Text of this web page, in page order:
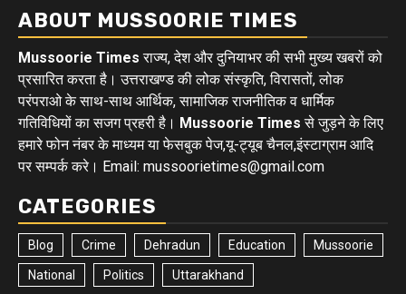
ABOUT MUSSOORIE TIMES
Mussoorie Times राज्य, देश और दुनियाभर की सभी मुख्य खबरों को
प्रसारित करता है। उत्तराखण्ड की लोक संस्कृति, विरासतों, लोक
परंपराओ के साथ-साथ आर्थिक, सामाजिक राजनीतिक व धार्मिक
गतिविधियों का सजग प्रहरी है। Mussoorie Times से जुड़ने के लिए
हमारे फोन नंबर के माध्यम या फेसबुक पेज,यू-ट्यूब चैनल,इंस्टाग्राम आदि
पर सम्पर्क करे। Email: mussoorietimes@gmail.com
CATEGORIES
Blog Crime Dehradun Education Mussoorie
National Politics Uttarakhand